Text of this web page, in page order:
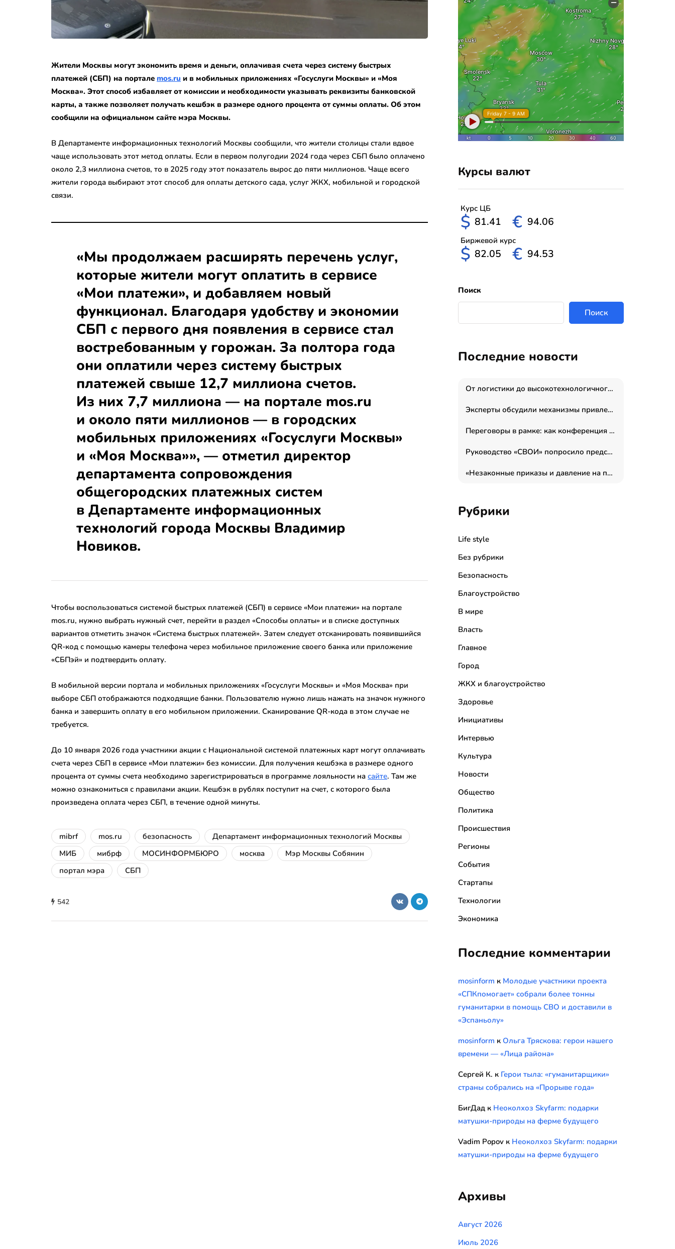
Жители Москвы могут экономить время и деньги, оплачивая счета через систему быстрых
платежей (СБП) на портале mos.ru и в мобильных приложениях «Госуслуги Москвы» и «Моя
Москва». Этот способ избавляет от комиссии и необходимости указывать реквизиты банковской
карты, а также позволяет получать кешбэк в размере одного процента от суммы оплаты. Об этом
сообщили на официальном сайте мэра Москвы.
В Департаменте информационных технологий Москвы сообщили, что жители столицы стали вдвое
чаще использовать этот метод оплаты. Если в первом полугодии 2024 года через СБП было оплачено
около 2,3 миллиона счетов, то в 2025 году этот показатель вырос до пяти миллионов. Чаще всего
жители города выбирают этот способ для оплаты детского сада, услуг ЖКХ, мобильной и городской
связи.
«Мы продолжаем расширять перечень услуг,
которые жители могут оплатить в сервисе
«Мои платежи», и добавляем новый
функционал. Благодаря удобству и экономии
СБП с первого дня появления в сервисе стал
востребованным у горожан. За полтора года
они оплатили через систему быстрых
платежей свыше 12,7 миллиона счетов.
Из них 7,7 миллиона — на портале mos.ru
и около пяти миллионов — в городских
мобильных приложениях «Госуслуги Москвы»
и «Моя Москва»», — отметил директор
департамента сопровождения
общегородских платежных систем
в Департаменте информационных
технологий города Москвы Владимир
Новиков.
Чтобы воспользоваться системой быстрых платежей (СБП) в сервисе «Мои платежи» на портале
mos.ru, нужно выбрать нужный счет, перейти в раздел «Способы оплаты» и в списке доступных
вариантов отметить значок «Система быстрых платежей». Затем следует отсканировать появившийся
QR-код с помощью камеры телефона через мобильное приложение своего банка или приложение
«СБПэй» и подтвердить оплату.
В мобильной версии портала и мобильных приложениях «Госуслуги Москвы» и «Моя Москва» при
выборе СБП отображаются подходящие банки. Пользователю нужно лишь нажать на значок нужного
банка и завершить оплату в его мобильном приложении. Сканирование QR-кода в этом случае не
требуется.
До 10 января 2026 года участники акции с Национальной системой платежных карт могут оплачивать
счета через СБП в сервисе «Мои платежи» без комиссии. Для получения кешбэка в размере одного
процента от суммы счета необходимо зарегистрироваться в программе лояльности на сайте. Там же
можно ознакомиться с правилами акции. Кешбэк в рублях поступит на счет, с которого была
произведена оплата через СБП, в течение одной минуты.
mibrf mos.ru безопасность
Департамент информационных технологий Москвы
МИБ
мибрф МОСИНФОРМБЮРО москва
Мэр Москвы Собянин
портал мэра
СБП
542
Курсы валют
Курс ЦБ
$ 81.41 € 94.06
Биржевой курс
$ 82.05 € 94.53
Поиск
Поиск
Последние новости
От логистики до высокотехнологичного производства: как основатель “гагаринга” выстраивает экосистему безопасности и гражданских БПЛА
Эксперты обсудили механизмы привлечения молодых специалистов в промышленные города
Переговоры в рамке: как конференция «Бизнес как искусство» переформатирует деловой этикет в стенах ТПП РФ
Руководство «СВОИ» попросило председателя СКР дать правовую оценку обысков в тыловом штабе
«Незаконные приказы и давление на полицию»: Эрнеста Султанова задержали у посольства Израиля во время одиночного пикета
Рубрики
Life style
Без рубрики
Безопасность
Благоустройство
В мире
Власть
Главное
Город
ЖКХ и благоустройство
Здоровье
Инициативы
Интервью
Культура
Новости
Общество
Политика
Происшествия
Регионы
События
Стартапы
Технологии
Экономика
Последние комментарии
mosinform к Молодые участники проекта
«СПКпомогает» собрали более тонны
гуманитарки в помощь СВО и доставили в
«Эспаньолу»
mosinform к Ольга Тряскова: герои нашего
времени — «Лица района»
Сергей К. к Герои тыла: «гуманитарщики»
страны собрались на «Прорыве года»
БигДад к Неоколхоз Skyfarm: подарки
матушки-природы на ферме будущего
Vadim Popov к Неоколхоз Skyfarm: подарки
матушки-природы на ферме будущего
Архивы
Август 2026
Июль 2026